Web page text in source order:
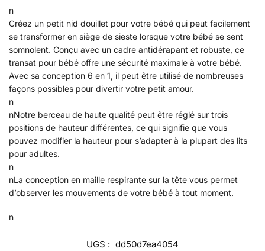
n
Créez un petit nid douillet pour votre bébé qui peut facilement
se transformer en siège de sieste lorsque votre bébé se sent
somnolent. Conçu avec un cadre antidérapant et robuste, ce
transat pour bébé offre une sécurité maximale à votre bébé.
Avec sa conception 6 en 1, il peut être utilisé de nombreuses
façons possibles pour divertir votre petit amour.
n
nNotre berceau de haute qualité peut être réglé sur trois
positions de hauteur différentes, ce qui signifie que vous
pouvez modifier la hauteur pour s’adapter à la plupart des lits
pour adultes.
n
nLa conception en maille respirante sur la tête vous permet
d’observer les mouvements de votre bébé à tout moment.
n
UGS : dd50d7ea4054